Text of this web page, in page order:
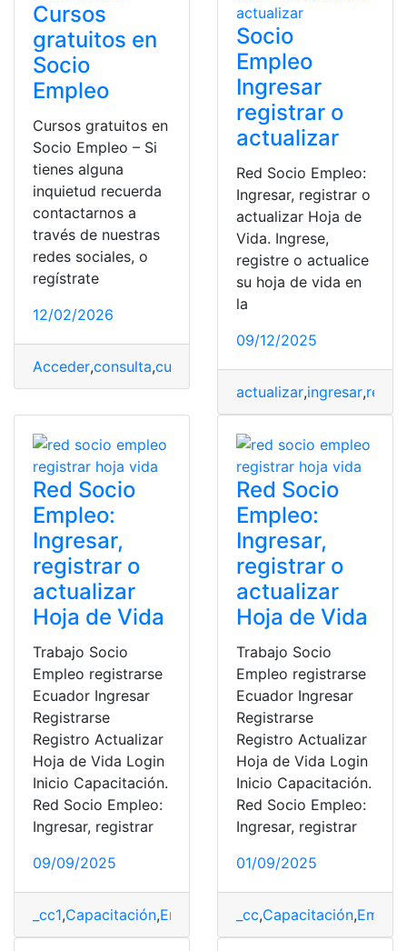
Cursos
gratuitos en
Socio
Empleo
Cursos gratuitos en
Socio Empleo – Si
tienes alguna
inquietud recuerda
contactarnos a
través de nuestras
redes sociales, o
regístrate
12/02/2026
Acceder,consulta,cursos cursos gratis,me capacito,
Socio
Empleo
Ingresar
registrar o
actualizar
Red Socio Empleo:
Ingresar, registrar o
actualizar Hoja de
Vida. Ingrese,
registre o actualice
su hoja de vida en
la
09/12/2025
actualizar,ingresar,
Red Socio
Empleo:
Ingresar,
registrar o
actualizar
Hoja de Vida
Trabajo Socio
Empleo registrarse
Ecuador Ingresar
Registrarse
Registro Actualizar
Hoja de Vida Login
Inicio Capacitación.
Red Socio Empleo:
Ingresar, registrar
09/09/2025
_cc1,Capacitación,Empleo hoja de vida,Ofertas de
Red Socio
Empleo:
Ingresar,
registrar o
actualizar
Hoja de Vida
Trabajo Socio
Empleo registrarse
Ecuador Ingresar
Registrarse
Registro Actualizar
Hoja de Vida Login
Inicio Capacitación.
Red Socio Empleo:
Ingresar, registrar
01/09/2025
_cc,Capacitación,